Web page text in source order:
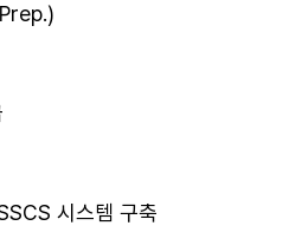
시스템 구축